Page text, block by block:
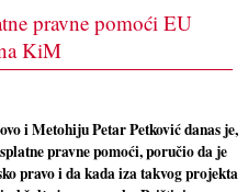
pravne pomoći EU
KiM
i Metohiju Petar Petković danas je,
pravne pomoći, poručio da je
pravo i da kada iza takvog projekta